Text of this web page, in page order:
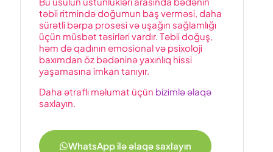
təbii ritmində doğumun baş verməsi, daha
sürətli bərpa prosesi və uşağın sağlamlığı
üçün müsbət təsirləri vardır. Təbii doğuş,
həm də qadının emosional və psixoloji
baxımdan öz bədəninə yaxınlıq hissi
yaşamasına imkan tanıyır.
Daha ətraflı məlumat üçün bizimlə əlaqə
saxlayın.
WhatsApp ilə əlaqə saxlayın